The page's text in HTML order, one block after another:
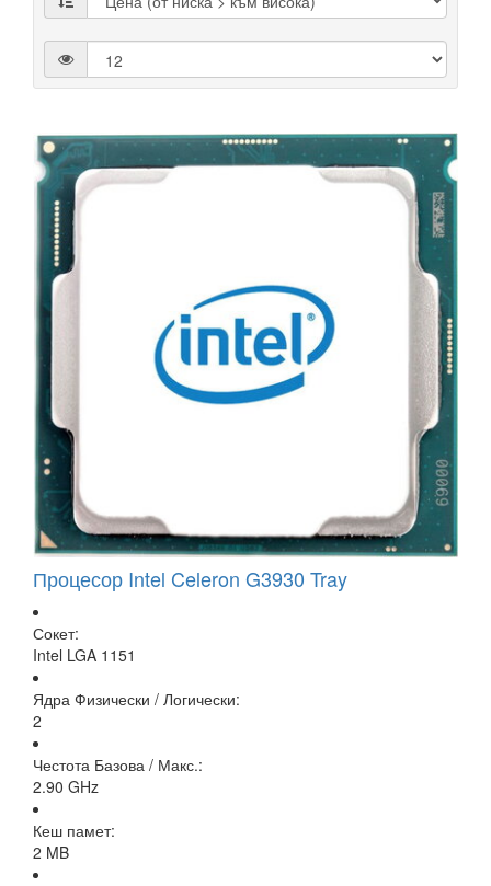
Процесор Intel Celeron G3930 Tray
Сокет:
Intel LGA 1151
Ядра Физически / Логически:
2
Честота Базова / Макс.:
2.90 GHz
Кеш памет:
2 MB